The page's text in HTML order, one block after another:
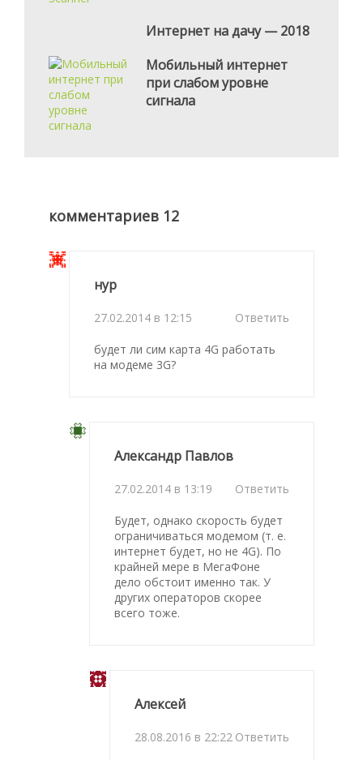
Интернет на дачу — 2018
Мобильный интернет
при слабом уровне
сигнала
комментариев 12
нур
27.02.2014 в 12:15 Ответить
будет ли сим карта 4G работать
на модеме 3G?
Александр Павлов
27.02.2014 в 13:19 Ответить
Будет, однако скорость будет
ограничиваться модемом (т. е.
интернет будет, но не 4G). По
крайней мере в МегаФоне
дело обстоит именно так. У
других операторов скорее
всего тоже.
Алексей
28.08.2016 в 22:22 Ответить